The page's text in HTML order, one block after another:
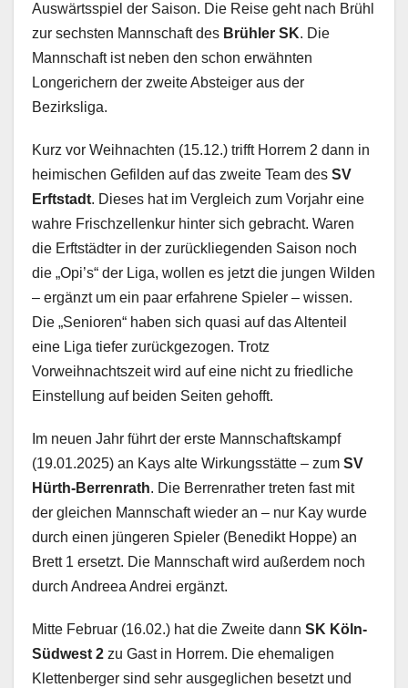
Auswärtsspiel der Saison. Die Reise geht nach Brühl
zur sechsten Mannschaft des Brühler SK. Die
Mannschaft ist neben den schon erwähnten
Longerichern der zweite Absteiger aus der
Bezirksliga.
Kurz vor Weihnachten (15.12.) trifft Horrem 2 dann in
heimischen Gefilden auf das zweite Team des SV
Erftstadt. Dieses hat im Vergleich zum Vorjahr eine
wahre Frischzellenkur hinter sich gebracht. Waren
die Erftstädter in der zurückliegenden Saison noch
die „Opi’s“ der Liga, wollen es jetzt die jungen Wilden
– ergänzt um ein paar erfahrene Spieler – wissen.
Die „Senioren“ haben sich quasi auf das Altenteil
eine Liga tiefer zurückgezogen. Trotz
Vorweihnachtszeit wird auf eine nicht zu friedliche
Einstellung auf beiden Seiten gehofft.
Im neuen Jahr führt der erste Mannschaftskampf
(19.01.2025) an Kays alte Wirkungsstätte – zum SV
Hürth-Berrenrath. Die Berrenrather treten fast mit
der gleichen Mannschaft wieder an – nur Kay wurde
durch einen jüngeren Spieler (Benedikt Hoppe) an
Brett 1 ersetzt. Die Mannschaft wird außerdem noch
durch Andreea Andrei ergänzt.
Mitte Februar (16.02.) hat die Zweite dann SK Köln-
Südwest 2 zu Gast in Horrem. Die ehemaligen
Klettenberger sind sehr ausgeglichen besetzt und